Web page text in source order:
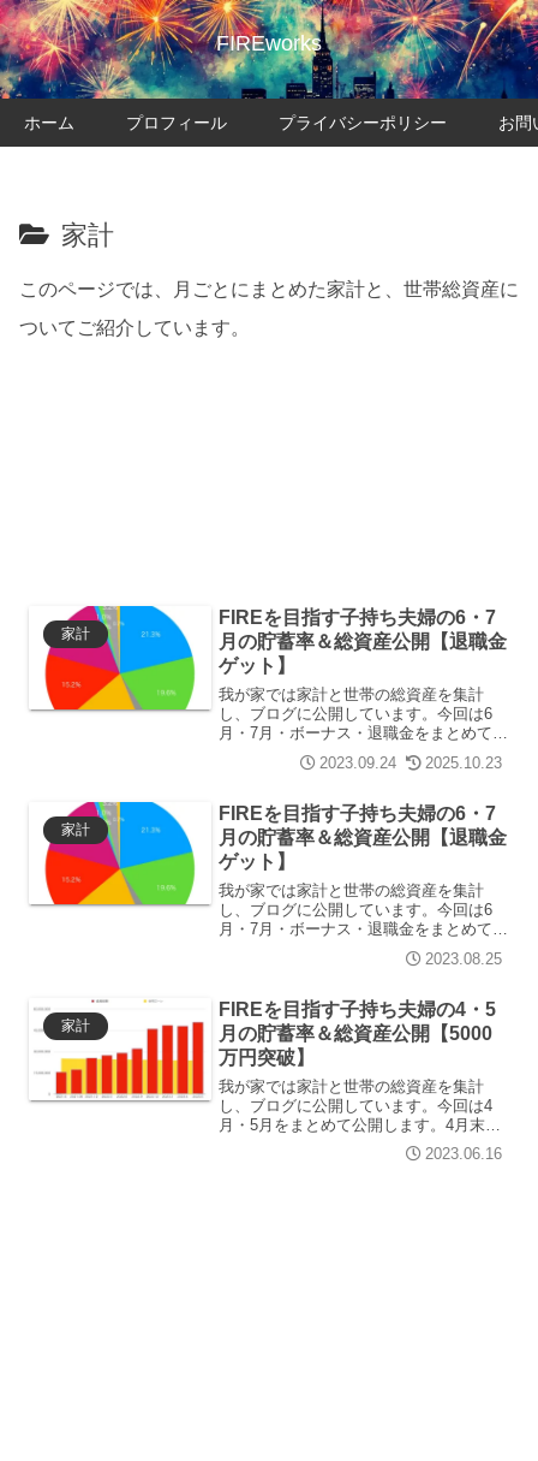
FIREworks
ホーム プロフィール プライバシーポリシー お問
家計
このページでは、月ごとにまとめた家計と、世帯総資産に
ついてご紹介しています。
家計
FIREを目指す子持ち夫婦の6・7
月の貯蓄率＆総資産公開【退職金
ゲット】
我が家では家計と世帯の総資産を集計
し、ブログに公開しています。今回は6
月・7月・ボーナス・退職金をまとめて公
開するので、盛りだくさんな内容です。
むー一家関西在住の4人家族、戸建の持ち
社員妻みー 30代パ...
2023.09.24 2025.10.23
家計
FIREを目指す子持ち夫婦の6・7
月の貯蓄率＆総資産公開【退職金
ゲット】
我が家では家計と世帯の総資産を集計
し、ブログに公開しています。今回は6
月・7月・ボーナス・退職金をまとめて公
開するので、盛りだくさんな内容です。
むー一家関西在住の4人家族、戸建の持ち
社員妻みー 30代パ...
2023.08.25
家計
FIREを目指す子持ち夫婦の4・5
月の貯蓄率＆総資産公開【5000
万円突破】
我が家では家計と世帯の総資産を集計
し、ブログに公開しています。今回は4
月・5月をまとめて公開します。4月末で
みーが退職したので、最後の育休手当が
振り込まれました。また、GWは2泊でキ
2023.06.16